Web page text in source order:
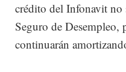
crédito del Infonavit no
Seguro de Desempleo,
continuarán